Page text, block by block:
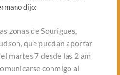
dijo:
zonas de Sourigues,
que puedan aportar
martes 7 desde las 2 am
conmigo al